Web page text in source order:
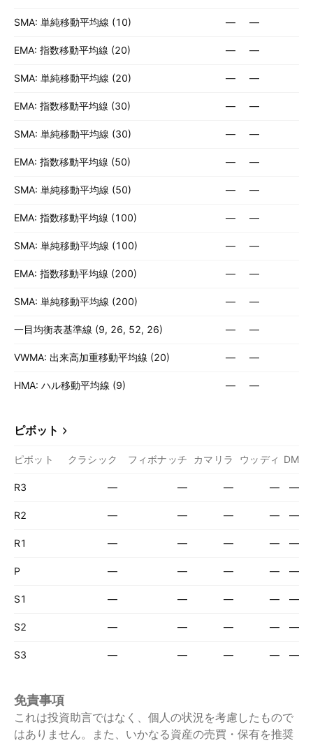
SMA: 単純移動平均線 (10) — —
EMA: 指数移動平均線 (20) — —
SMA: 単純移動平均線 (20) — —
EMA: 指数移動平均線 (30) — —
SMA: 単純移動平均線 (30) — —
EMA: 指数移動平均線 (50) — —
SMA: 単純移動平均線 (50) — —
EMA: 指数移動平均線 (100) — —
SMA: 単純移動平均線 (100) — —
EMA: 指数移動平均線 (200) — —
SMA: 単純移動平均線 (200) — —
一目均衡表基準線 (9, 26, 52, 26) — —
VWMA: 出来高加重移動平均線 (20) — —
HMA: ハル移動平均線 (9) — —
ピボット
ピボット クラシック フィボナッチ カマリラ ウッディ DM
R3 — — — — —
R2 — — — — —
R1 — — — — —
P — — — — —
S1 — — — — —
S2 — — — — —
S3 — — — — —
免責事項
これは投資助言ではなく、個人の状況を考慮したもので
はありません。また、いかなる資産の売買・保有を推奨